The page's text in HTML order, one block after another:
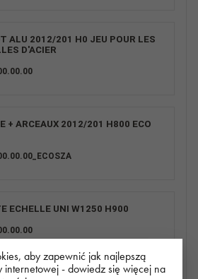
ALU 2012/201 H0 JEU POUR LES
D'ACIER
+ ARCEAUX 2012/201 H800 ECO
ECHELLE UNI W1250 H900
aby zapewnić jak najlepszą
internetowej - dowiedz się więcej na